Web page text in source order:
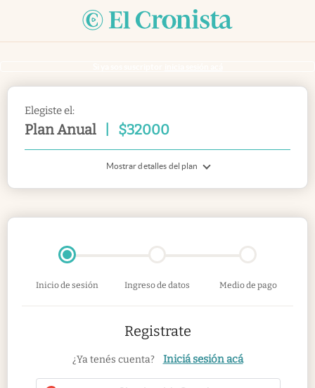
Elegiste el:
Plan Anual $32000
Mostrar detalles del plan
Inicio de sesión Ingreso de datos Medio de pago
Registrate
¿Ya tenés cuenta? Iniciá sesión acá